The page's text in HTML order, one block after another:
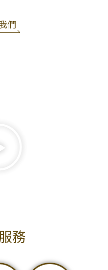
們
務